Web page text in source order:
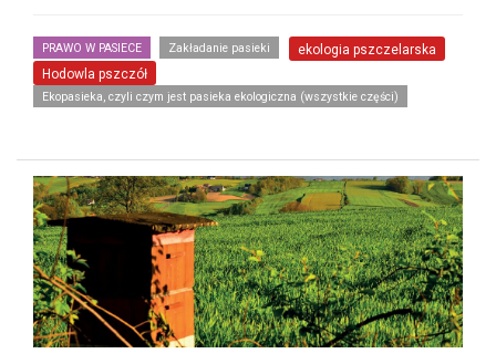
PRAWO W PASIECE Zakładanie pasieki
ekologia pszczelarska
Hodowla pszczół
Ekopasieka, czyli czym jest pasieka ekologiczna (wszystkie części)